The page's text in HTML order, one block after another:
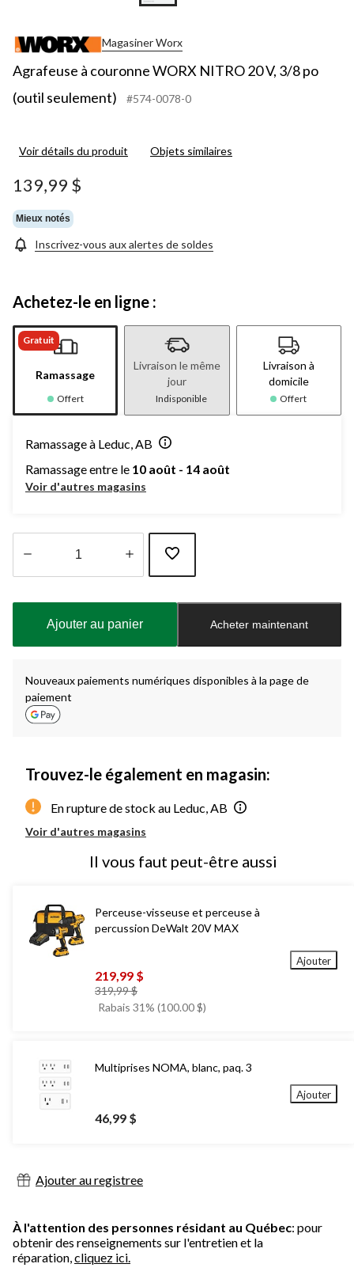
Magasiner Worx
Agrafeuse à couronne WORX NITRO 20 V, 3/8 po
(outil seulement)
#574-0078-0
Voir détails du produit Objets similaires
139,99 $
Mieux notés
Inscrivez-vous aux alertes de soldes
Achetez-le en ligne :
Gratuit
Ramassage
Offert
Livraison le même
jour
Indisponible
Livraison à
domicile
Offert
Ramassage à Leduc, AB
Ramassage entre le 10 août - 14 août
Voir d'autres magasins
à
Ajouter au panier Acheter maintenant
Nouveaux paiements numériques disponibles à la page de
paiement
Trouvez-le également en magasin:
En rupture de stock au Leduc, AB
Voir d'autres magasins
Il vous faut peut-être aussi
Perceuse-visseuse et perceuse à
percussion DeWalt 20V MAX
219,99 $
319,99 $prix
était
Rabais 31% (100.00 $)
Ajouter
Multiprises NOMA, blanc, paq. 3
46,99 $
Ajouter
Ajouter au registree
À l'attention des personnes résidant au Québec: pour
obtenir des renseignements sur l'entretien et la
réparation,cliquez ici.